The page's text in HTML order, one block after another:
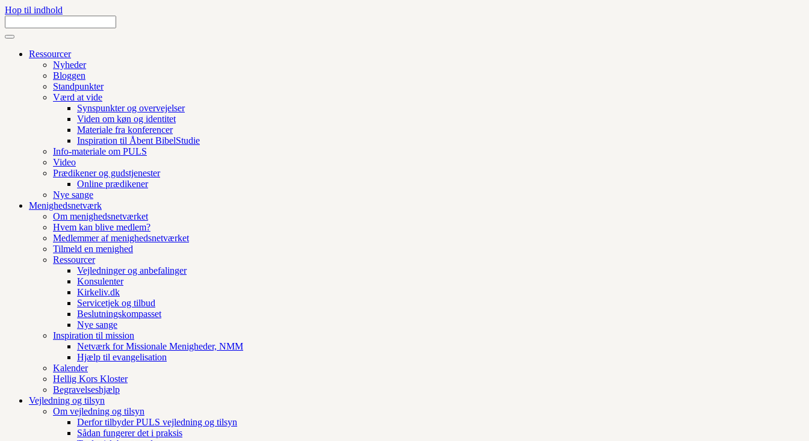
Hop til indhold
Ressourcer
Nyheder
Bloggen
Standpunkter
Værd at vide
Synspunkter og overvejelser
Viden om køn og identitet
Materiale fra konferencer
Inspiration til Åbent BibelStudie
Info-materiale om PULS
Video
Prædikener og gudstjenester
Online prædikener
Nye sange
Menighedsnetværk
Om menighedsnetværket
Hvem kan blive medlem?
Medlemmer af menighedsnetværket
Tilmeld en menighed
Ressourcer
Vejledninger og anbefalinger
Konsulenter
Kirkeliv.dk
Servicetjek og tilbud
Beslutningskompasset
Nye sange
Inspiration til mission
Netværk for Missionale Menigheder, NMM
Hjælp til evangelisation
Kalender
Hellig Kors Kloster
Begravelseshjælp
Vejledning og tilsyn
Om vejledning og tilsyn
Derfor tilbyder PULS vejledning og tilsyn
Sådan fungerer det i praksis